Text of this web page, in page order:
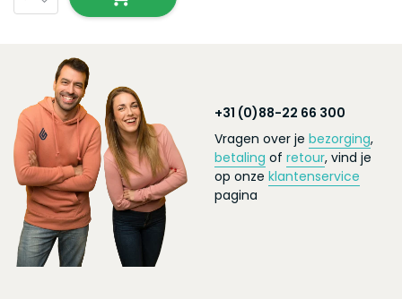
+31 (0)88-22 66 300
Vragen over je bezorging,
betaling of retour, vind je
op onze klantenservice
pagina